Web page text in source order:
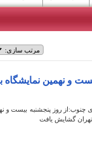
و نهمین نمایشگاه
چنوب:از روز پنجشنبه بیست و
گشایش یافت